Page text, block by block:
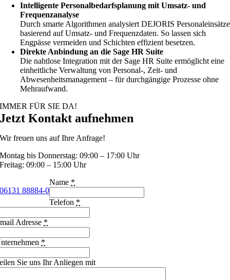
Intelligente Personalbedarfsplanung mit Umsatz- und
Frequenzanalyse
Durch smarte Algorithmen analysiert DEJORIS Personaleinsätze
basierend auf Umsatz- und Frequenzdaten. So lassen sich
Engpässe vermeiden und Schichten effizient besetzen.
Direkte Anbindung an die Sage HR Suite
Die nahtlose Integration mit der Sage HR Suite ermöglicht eine
einheitliche Verwaltung von Personal-, Zeit- und
Abwesenheitsmanagement – für durchgängige Prozesse ohne
Mehraufwand.
IMMER FÜR SIE DA!
Jetzt Kontakt aufnehmen
Wir freuen uns auf Ihre Anfrage!
Montag bis Donnerstag: 09:00 – 17:00 Uhr
Freitag: 09:00 – 15:00 Uhr
06131 88884-0
Name *
Telefon *
Adresse *
*
Sie uns Ihr Anliegen mit